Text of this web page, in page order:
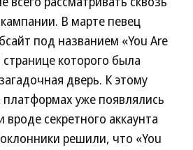
В марте певец
под названием «You Are
которого была
дверь. К этому
уже появлялись
секретного аккаунта
решили, что «You